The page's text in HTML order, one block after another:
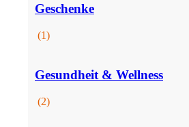
Geschenke
(1)
Gesundheit & Wellness
(2)